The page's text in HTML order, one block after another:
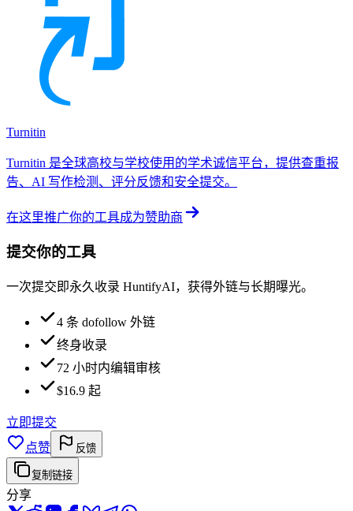
Turnitin
Turnitin 是全球高校与学校使用的学术诚信平台，提供查重报
告、AI 写作检测、评分反馈和安全提交。
在这里推广你的工具成为赞助商
提交你的工具
一次提交即永久收录 HuntifyAI，获得外链与长期曝光。
4 条 dofollow 外链
终身收录
72 小时内编辑审核
$16.9 起
立即提交
点赞
反馈
复制链接
分享